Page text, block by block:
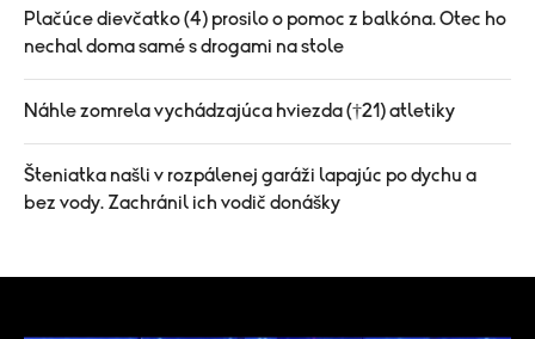
Plačúce dievčatko (4) prosilo o pomoc z balkóna. Otec ho
nechal doma samé s drogami na stole
Náhle zomrela vychádzajúca hviezda (†21) atletiky
Šteniatka našli v rozpálenej garáži lapajúc po dychu a
bez vody. Zachránil ich vodič donášky